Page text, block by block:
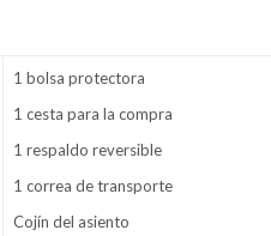
1 bolsa protectora
1 cesta para la compra
1 respaldo reversible
1 correa de transporte
Cojín del asiento